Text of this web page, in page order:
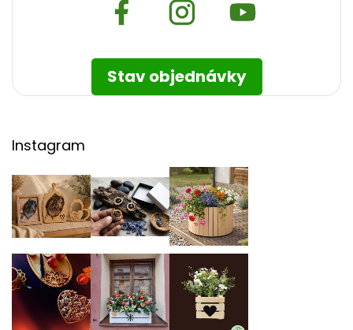
Stav objednávky
Instagram